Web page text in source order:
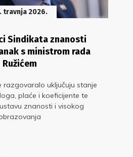
travnja 2026.
Sindikata znanosti
s ministrom rada
Ružićem
razgovaralo uključuju stanje
plaće i koeficijente te
znanosti i visokog